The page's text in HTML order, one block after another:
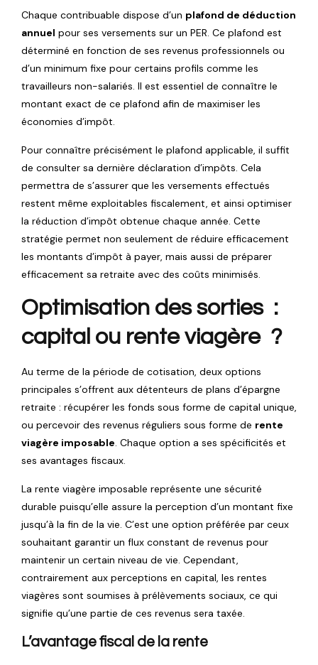
Chaque contribuable dispose d’un plafond de déduction
annuel pour ses versements sur un PER. Ce plafond est
déterminé en fonction de ses revenus professionnels ou
d’un minimum fixe pour certains profils comme les
travailleurs non-salariés. Il est essentiel de connaître le
montant exact de ce plafond afin de maximiser les
économies d’impôt.
Pour connaître précisément le plafond applicable, il suffit
de consulter sa dernière déclaration d’impôts. Cela
permettra de s’assurer que les versements effectués
restent même exploitables fiscalement, et ainsi optimiser
la réduction d’impôt obtenue chaque année. Cette
stratégie permet non seulement de réduire efficacement
les montants d’impôt à payer, mais aussi de préparer
efficacement sa retraite avec des coûts minimisés.
Optimisation des sorties :
capital ou rente viagère ?
Au terme de la période de cotisation, deux options
principales s’offrent aux détenteurs de plans d’épargne
retraite : récupérer les fonds sous forme de capital unique,
ou percevoir des revenus réguliers sous forme de rente
viagère imposable. Chaque option a ses spécificités et
ses avantages fiscaux.
La rente viagère imposable représente une sécurité
durable puisqu’elle assure la perception d’un montant fixe
jusqu’à la fin de la vie. C’est une option préférée par ceux
souhaitant garantir un flux constant de revenus pour
maintenir un certain niveau de vie. Cependant,
contrairement aux perceptions en capital, les rentes
viagères sont soumises à prélèvements sociaux, ce qui
signifie qu’une partie de ces revenus sera taxée.
L’avantage fiscal de la rente